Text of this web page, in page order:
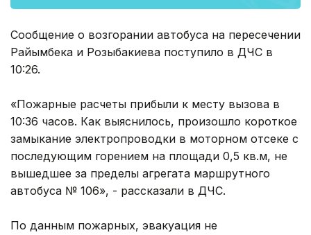
Сообщение о возгорании автобуса на пересечении
Райымбека и Розыбакиева поступило в ДЧС в
10:26.
«Пожарные расчеты прибыли к месту вызова в
10:36 часов. Как выяснилось, произошло короткое
замыкание электропроводки в моторном отсеке с
последующим горением на площади 0,5 кв.м, не
вышедшее за пределы агрегата маршрутного
автобуса № 106», - рассказали в ДЧС.
По данным пожарных, эвакуация не